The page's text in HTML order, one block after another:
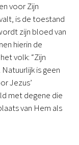
voor Zijn
is de toestand
zijn bloed van
hierin de
volk: “Zijn
is geen
Jezus’
met degene die
van Hem als